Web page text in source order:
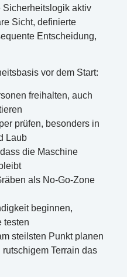
Sicherheitslogik aktiv
Sicht, definierte
Entscheidung,
vor dem Start:
freihalten, auch
prüfen, besonders in
Laub
die Maschine
als No-Go-Zone
beginnen,
testen
steilsten Punkt planen
Terrain das